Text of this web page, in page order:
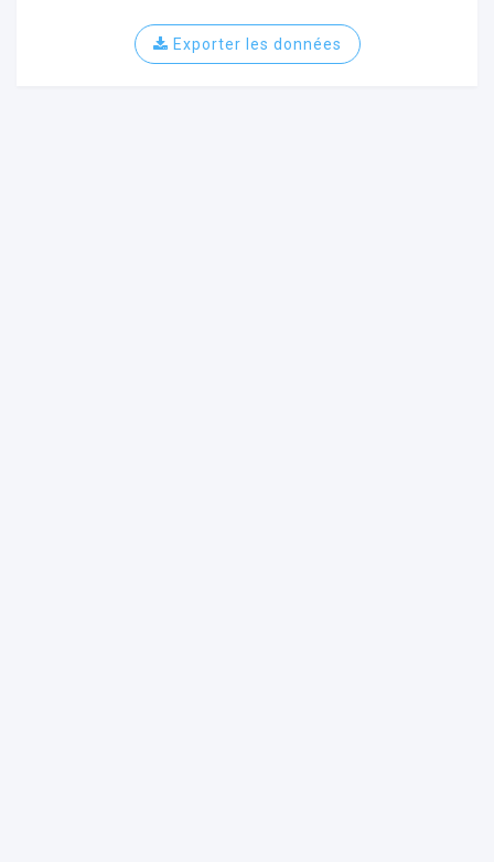
Exporter les données